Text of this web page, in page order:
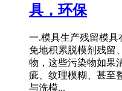
具，环保
一.模具生产残留模具
免地积累脱模剂残留
物，这些污染物如果
疵、纹理模糊、甚至
与洗模...